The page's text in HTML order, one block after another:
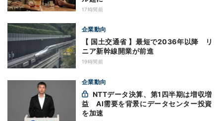
17時間前
企業動向
【 国土交通省 】最短で2036年以降 リ
ニア新幹線開業が前進
19時間前
企業動向
益 AI需要を背景にデータセンター投資
を加速